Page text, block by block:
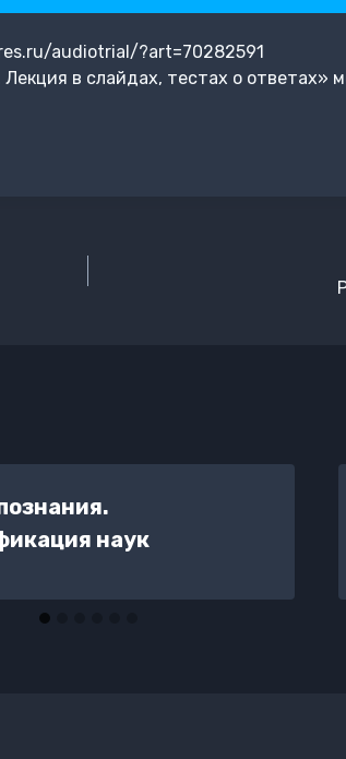
audiotrial/?art=70282591
в слайдах, тестах о ответах»
наук